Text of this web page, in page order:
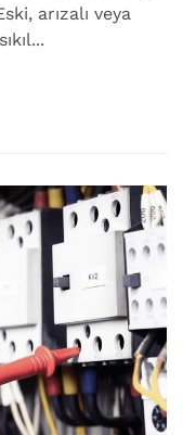
arızalı veya